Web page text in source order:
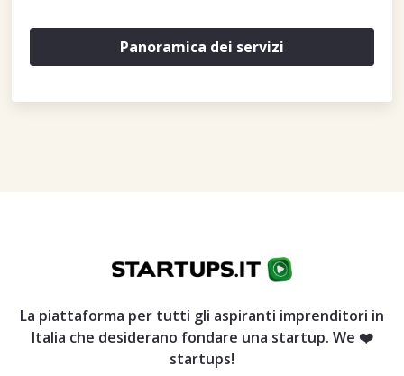
Panoramica dei servizi
La piattaforma per tutti gli aspiranti imprenditori in
Italia che desiderano fondare una startup. We ❤️
startups!